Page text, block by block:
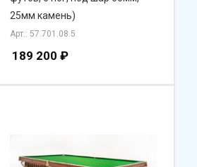
25мм камень)
Арт.: 57.701.08.5
189 200 ₽